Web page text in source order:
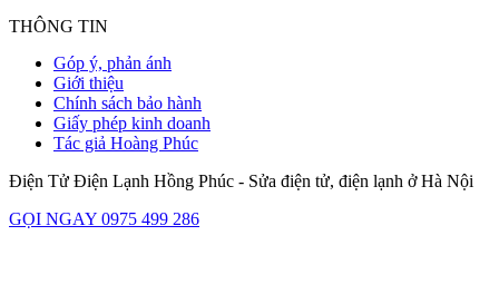
THÔNG TIN
Góp ý, phản ánh
Giới thiệu
Chính sách bảo hành
Giấy phép kinh doanh
Tác giả Hoàng Phúc
Điện Tử Điện Lạnh Hồng Phúc - Sửa điện tử, điện lạnh ở Hà Nội
GỌI NGAY 0975 499 286